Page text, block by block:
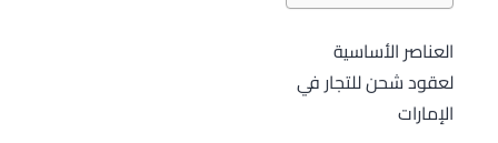
العناصر الأساسية
لعقود شحن للتجار في
الإمارات